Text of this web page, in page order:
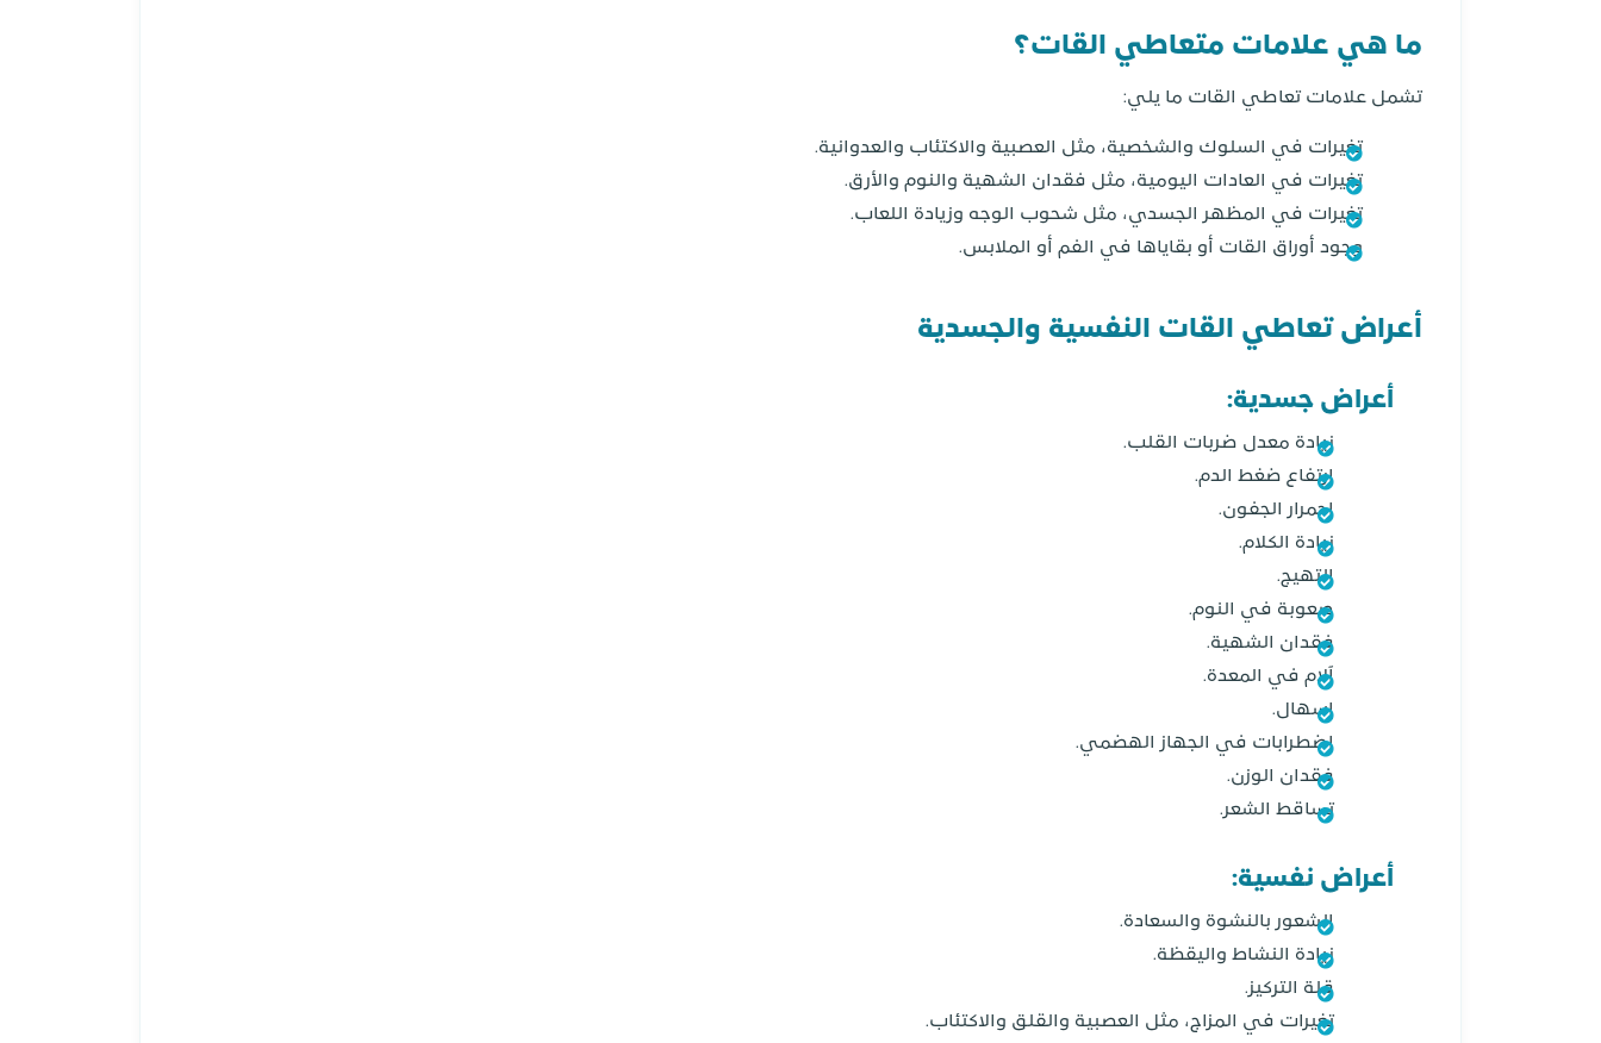
ما هي علامات متعاطي القات؟
تشمل علامات تعاطي القات ما يلي:
تغيرات في السلوك والشخصية، مثل العصبية والاكتئاب والعدوانية.
تغيرات في العادات اليومية، مثل فقدان الشهية والنوم والأرق.
تغيرات في المظهر الجسدي، مثل شحوب الوجه وزيادة اللعاب.
وجود أوراق القات أو بقاياها في الفم أو الملابس.
أعراض تعاطي القات النفسية والجسدية
أعراض جسدية:
زيادة معدل ضربات القلب.
ارتفاع ضغط الدم.
احمرار الجفون.
زيادة الكلام.
التهيج.
صعوبة في النوم.
فقدان الشهية.
آلام في المعدة.
إسهال.
اضطرابات في الجهاز الهضمي.
فقدان الوزن.
تساقط الشعر.
أعراض نفسية:
الشعور بالنشوة والسعادة.
زيادة النشاط واليقظة.
قلة التركيز.
تغيرات في المزاج، مثل العصبية والقلق والاكتئاب.